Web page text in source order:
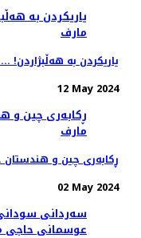
یاریکردن بە
12 May 2024
ڕکابەری چین و
02 May 2024